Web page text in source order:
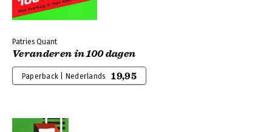
Patries Quant
Veranderen in 100 dagen
Paperback | Nederlands 19,95